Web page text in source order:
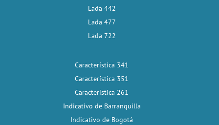
Lada 442
Lada 477
Lada 722
Característica 341
Característica 351
Característica 261
Indicativo de Barranquilla
Indicativo de Bogotá